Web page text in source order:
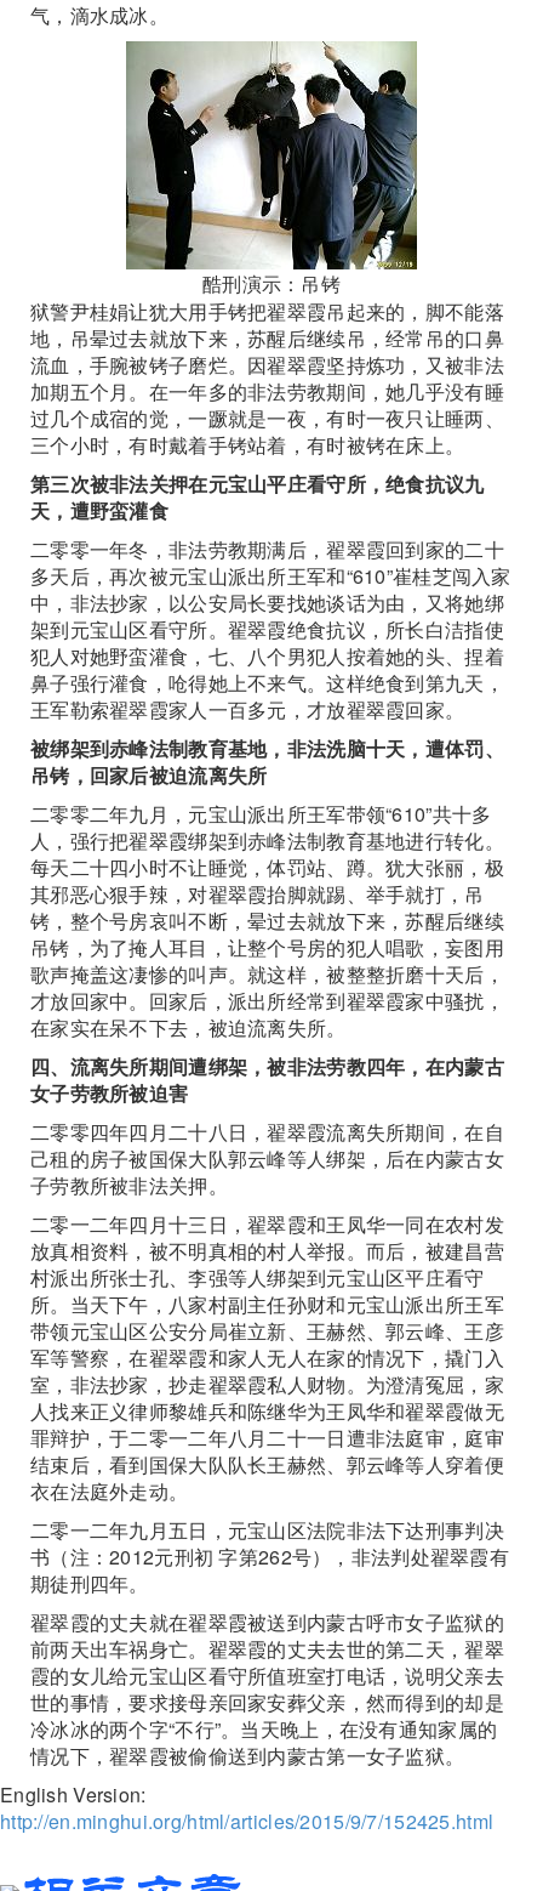
气，滴水成冰。
酷刑演示：吊铐
狱警尹桂娟让犹大用手铐把翟翠霞吊起来的，脚不能落
地，吊晕过去就放下来，苏醒后继续吊，经常吊的口鼻
流血，手腕被铐子磨烂。因翟翠霞坚持炼功，又被非法
加期五个月。在一年多的非法劳教期间，她几乎没有睡
过几个成宿的觉，一蹶就是一夜，有时一夜只让睡两、
三个小时，有时戴着手铐站着，有时被铐在床上。
第三次被非法关押在元宝山平庄看守所，绝食抗议九
天，遭野蛮灌食
二零零一年冬，非法劳教期满后，翟翠霞回到家的二十
多天后，再次被元宝山派出所王军和“610”崔桂芝闯入家
中，非法抄家，以公安局长要找她谈话为由，又将她绑
架到元宝山区看守所。翟翠霞绝食抗议，所长白洁指使
犯人对她野蛮灌食，七、八个男犯人按着她的头、捏着
鼻子强行灌食，呛得她上不来气。这样绝食到第九天，
王军勒索翟翠霞家人一百多元，才放翟翠霞回家。
被绑架到赤峰法制教育基地，非法洗脑十天，遭体罚、
吊铐，回家后被迫流离失所
二零零二年九月，元宝山派出所王军带领“610”共十多
人，强行把翟翠霞绑架到赤峰法制教育基地进行转化。
每天二十四小时不让睡觉，体罚站、蹲。犹大张丽，极
其邪恶心狠手辣，对翟翠霞抬脚就踢、举手就打，吊
铐，整个号房哀叫不断，晕过去就放下来，苏醒后继续
吊铐，为了掩人耳目，让整个号房的犯人唱歌，妄图用
歌声掩盖这凄惨的叫声。就这样，被整整折磨十天后，
才放回家中。回家后，派出所经常到翟翠霞家中骚扰，
在家实在呆不下去，被迫流离失所。
四、流离失所期间遭绑架，被非法劳教四年，在内蒙古
女子劳教所被迫害
二零零四年四月二十八日，翟翠霞流离失所期间，在自
己租的房子被国保大队郭云峰等人绑架，后在内蒙古女
子劳教所被非法关押。
二零一二年四月十三日，翟翠霞和王凤华一同在农村发
放真相资料，被不明真相的村人举报。而后，被建昌营
村派出所张士孔、李强等人绑架到元宝山区平庄看守
所。当天下午，八家村副主任孙财和元宝山派出所王军
带领元宝山区公安分局崔立新、王赫然、郭云峰、王彦
军等警察，在翟翠霞和家人无人在家的情况下，撬门入
室，非法抄家，抄走翟翠霞私人财物。为澄清冤屈，家
人找来正义律师黎雄兵和陈继华为王凤华和翟翠霞做无
罪辩护，于二零一二年八月二十一日遭非法庭审，庭审
结束后，看到国保大队队长王赫然、郭云峰等人穿着便
衣在法庭外走动。
二零一二年九月五日，元宝山区法院非法下达刑事判决
书（注：2012元刑初 字第262号），非法判处翟翠霞有
期徒刑四年。
翟翠霞的丈夫就在翟翠霞被送到内蒙古呼市女子监狱的
前两天出车祸身亡。翟翠霞的丈夫去世的第二天，翟翠
霞的女儿给元宝山区看守所值班室打电话，说明父亲去
世的事情，要求接母亲回家安葬父亲，然而得到的却是
冷冰冰的两个字“不行”。当天晚上，在没有通知家属的
情况下，翟翠霞被偷偷送到内蒙古第一女子监狱。
English Version:
http://en.minghui.org/html/articles/2015/9/7/152425.html